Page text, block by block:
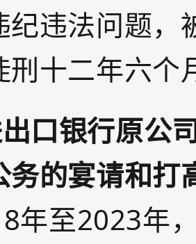
纪违法问题，
刑十二年六个
口银行原公
务的宴请和打
年至2023年